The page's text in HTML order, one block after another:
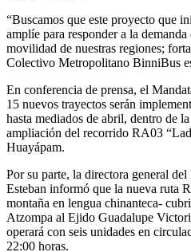
“Buscamos que este proyecto que
amplíe para responder a la
movilidad de nuestras regiones;
Colectivo Metropolitano BinniBus
En conferencia de prensa, el
15 nuevos trayectos serán
hasta mediados de abril, dentro de
ampliación del recorrido RA03
Huayápam.
Por su parte, la directora general
Esteban informó que la nueva ruta
montaña en lengua chinanteca-
Atzompa al Ejido Guadalupe
operará con seis unidades en
22:00 horas.